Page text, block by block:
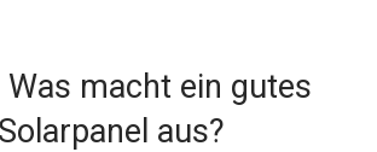
Was macht ein gutes
aus?